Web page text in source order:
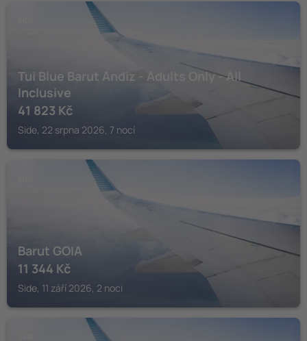
Tui Blue Barut Andiz - Adults Only - All
Inclusive
41 823 Kč
Side, 22 srpna 2026, 7 nocí
Barut GOIA
11 344 Kč
Side, 11 září 2026, 2 noci